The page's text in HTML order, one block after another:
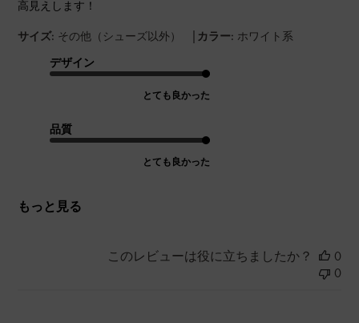
高見えします！
サイズ: その他（シューズ以外） | カラー: ホワイト系
デザイン
とても良かった
品質
とても良かった
もっと見る
このレビューは役に立ちましたか？
0
0